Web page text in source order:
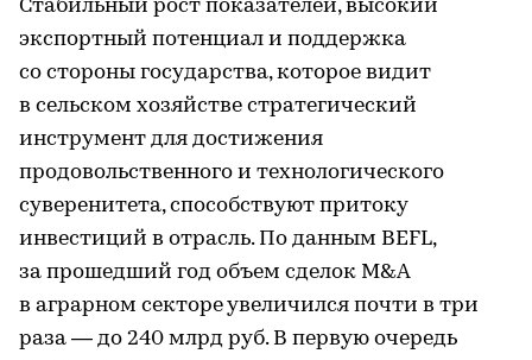
Стабильный рост показателей, высокий
экспортный потенциал и поддержка
со стороны государства, которое видит
в сельском хозяйстве стратегический
инструмент для достижения
продовольственного и технологического
суверенитета, способствуют притоку
инвестиций в отрасль. По данным BEFL,
за прошедший год объем сделок M&A
в аграрном секторе увеличился почти в три
раза — до 240 млрд руб. В первую очередь